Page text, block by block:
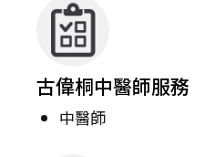
古偉桐中醫師服務
中醫師